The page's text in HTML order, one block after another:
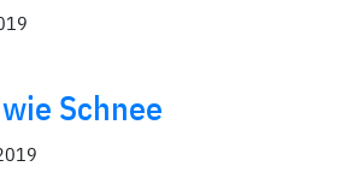
Schnee